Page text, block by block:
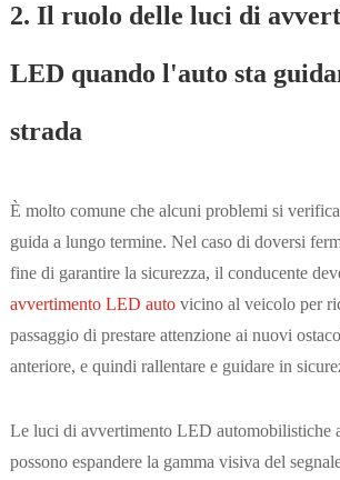
2. Il ruolo delle luci di
LED quando l'auto sta
strada
È molto comune che alcuni problemi si
guida a lungo termine. Nel caso di doversi
fine di garantire la sicurezza, il conducente
avvertimento LED auto vicino al veicolo per
passaggio di prestare attenzione ai nuovi
anteriore, e quindi rallentare e guidare in
Le luci di avvertimento LED automobilistiche
possono espandere la gamma visiva del